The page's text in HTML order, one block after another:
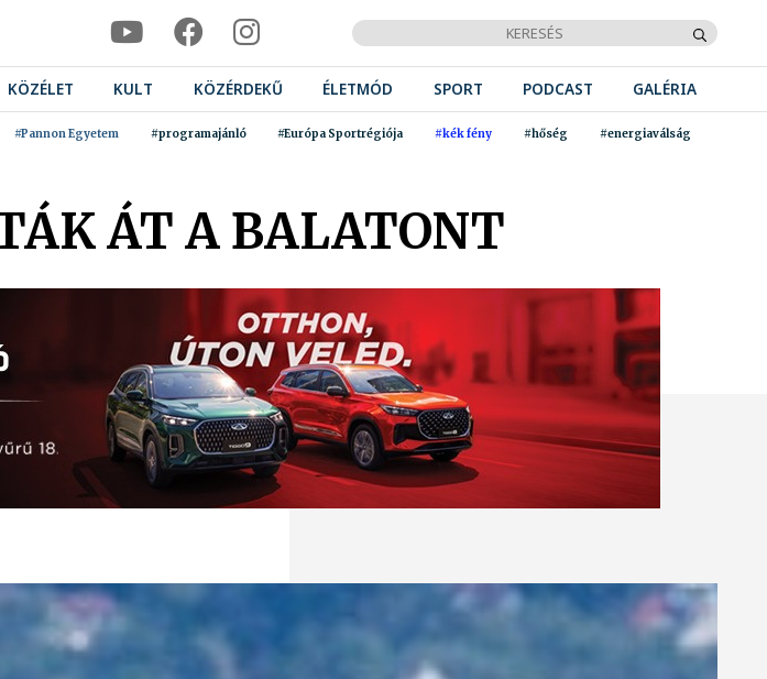
KÖZÉLET KULT KÖZÉRDEKŰ ÉLETMÓD SPORT PODCAST GALÉRIA
#Pannon Egyetem #programajánló #Európa Sportrégiója #kék fény #hőség #energiaválság
ÁT A BALATONT